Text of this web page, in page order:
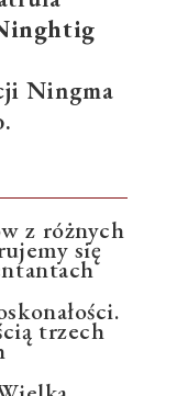
Ningma
z różnych
się
trzech